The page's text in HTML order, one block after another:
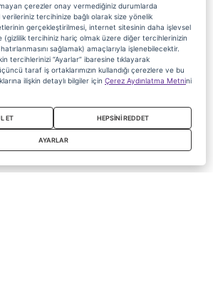
çerezler onay vermediğiniz durumlarda
verileriniz tercihinize bağlı olarak size yönelik
gerçekleştirilmesi, internet sitesinin daha işlevsel
(gizlilik tercihiniz hariç olmak üzere diğer tercihlerinizin
sağlamak) amaçlarıyla işlenebilecektir.
tercihlerinizi “Ayarlar” ibaresine tıklayarak
taraf iş ortaklarımızın kullandığı çerezlere ve bu
ilişkin detaylı bilgiler için Çerez Aydınlatma Metnini
ET HEPSİNİ REDDET
AYARLAR